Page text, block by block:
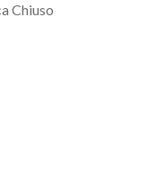
Chiuso